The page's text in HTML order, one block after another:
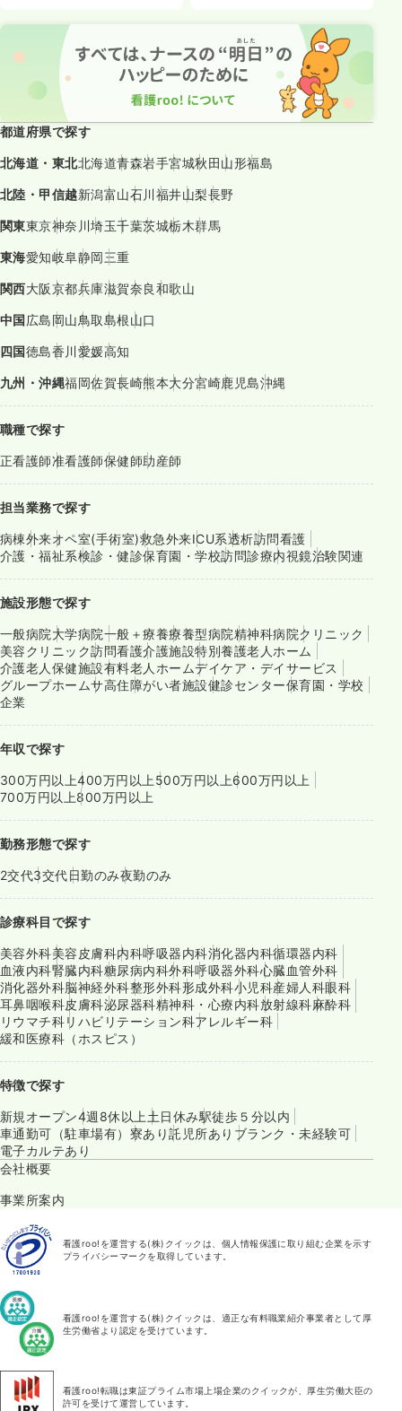
都道府県で探す
北海道・東北北海道青森岩手宮城秋田山形福島
北陸・甲信越新潟富山石川福井山梨長野
関東東京神奈川埼玉千葉茨城栃木群馬
東海愛知岐阜静岡三重
関西大阪京都兵庫滋賀奈良和歌山
中国広島岡山鳥取島根山口
四国徳島香川愛媛高知
九州・沖縄福岡佐賀長崎熊本大分宮崎鹿児島沖縄
職種で探す
正看護師准看護師保健師助産師
担当業務で探す
病棟外来オペ室(手術室)救急外来ICU系透析訪問看護
介護・福祉系検診・健診保育園・学校訪問診療内視鏡治験関連
施設形態で探す
一般病院大学病院一般＋療養療養型病院精神科病院クリニック
美容クリニック訪問看護介護施設特別養護老人ホーム
介護老人保健施設有料老人ホームデイケア・デイサービス
グループホームサ高住障がい者施設健診センター保育園・学校
企業
年収で探す
300万円以上400万円以上 500万円以上600万円以上
700万円以上800万円以上
勤務形態で探す
2交代3交代日勤のみ夜勤のみ
診療科目で探す
美容外科美容皮膚科内科呼吸器内科消化器内科循環器内科
血液内科腎臓内科糖尿病内科外科呼吸器外科心臓血管外科
消化器外科脳神経外科整形外科形成外科小児科産婦人科眼科
耳鼻咽喉科皮膚科泌尿器科精神科・心療内科放射線科麻酔科
リウマチ科リハビリテーション科アレルギー科
緩和医療科（ホスピス）
特徴で探す
新規オープン4週8休以上 土日休み駅徒歩５分以内
車通勤可（駐車場有） 寮あり託児所あり ブランク・未経験可
電子カルテあり
会社概要
事業所案内
看護roo!を運営する(株)クイックは、個人情報保護に取り組む企業を示す
プライバシーマークを取得しています。
看護roo!を運営する(株)クイックは、適正な有料職業紹介事業者として厚
生労働省より認定を受けています。
看護roo!転職は東証プライム市場上場企業のクイックが、厚生労働大臣の
許可を受けて運営しています。